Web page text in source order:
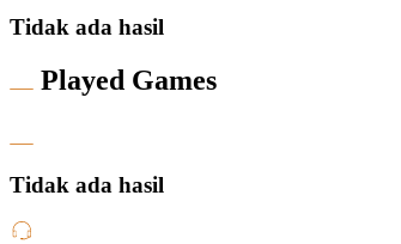
Tidak ada hasil
Played Games
Tidak ada hasil